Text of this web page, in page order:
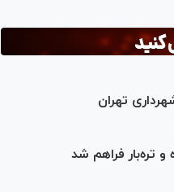
تهران
تره‌بار فراهم شد